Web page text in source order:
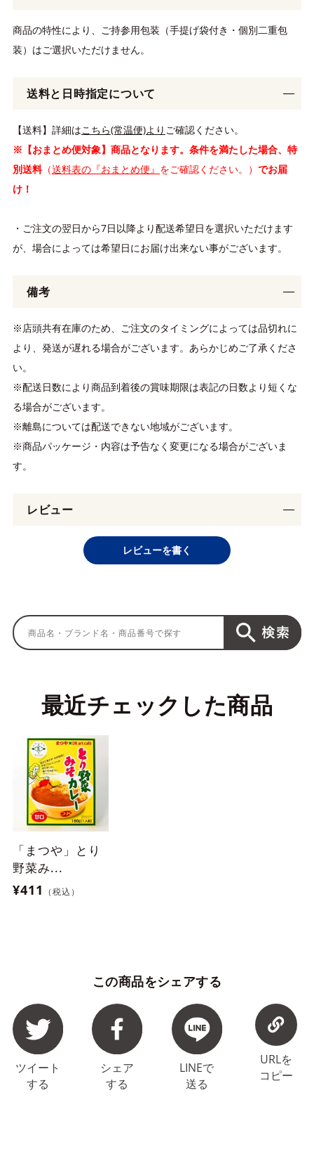
商品の特性により、ご持参用包装（手提げ袋付き・個別二重包
装）はご選択いただけません。
送料と日時指定について
【送料】詳細はこちら(常温便)より ご確認ください。
※【おまとめ便対象】商品となります。条件を満たした場合、特
別送料（送料表の『おまとめ便』 をご確認ください。） でお届
け！
・ご注文の翌日から7日以降より配送希望日を選択いただけます
が、場合によっては希望日にお届け出来ない事がございます。
備考
※店頭共有在庫のため、ご注文のタイミングによっては品切れに
より、発送が遅れる場合がございます。あらかじめご了承くださ
い。
※配送日数により商品到着後の賞味期限は表記の日数より短くな
る場合がございます。
※離島については配送できない地域がございます。
※商品パッケージ・内容は予告なく変更になる場合がございま
す。
レビュー
レビューを書く
最近チェックした商品
「まつや」とり
野菜み...
¥411 （税込）
この商品をシェアする
ツイート
する
シェア
する
LINEで
送る
URLを
コピー